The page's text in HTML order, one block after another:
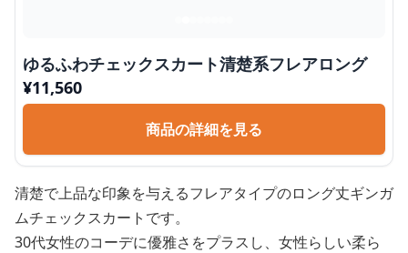
ゆるふわチェックスカート清楚系フレアロング
¥11,560
商品の詳細を見る
清楚で上品な印象を与えるフレアタイプのロング丈ギンガ
ムチェックスカートです。
30代女性のコーデに優雅さをプラスし、女性らしい柔ら